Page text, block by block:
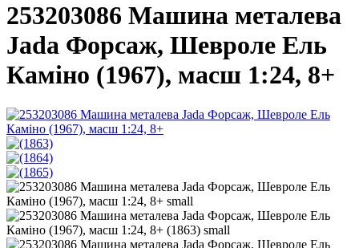
253203086 Машина металева
Jada Форсаж, Шевроле Ель
Каміно (1967), масш 1:24, 8+